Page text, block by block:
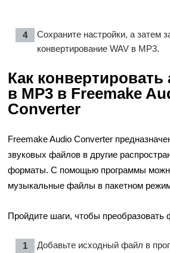
Сохраните настройки, а затем
конвертирование WAV в MP3.
Как конвертировать
в MP3 в Freemake
Converter
Freemake Audio Converter
звуковых файлов в другие
форматы. С помощью программы
музыкальные файлы в пакетном
Пройдите шаги, чтобы преобразовать
Добавьте исходный файл в